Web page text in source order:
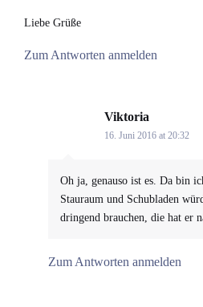
Liebe Grüße
Zum Antworten anmelden
Viktoria
16. Juni 2016 at 20:32
Oh ja, genauso ist es. Da bin
Stauraum und Schubladen
dringend brauchen, die hat er
Zum Antworten anmelden